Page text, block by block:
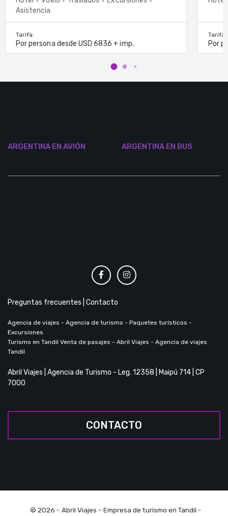
Asistencia
Tarifa:
Por persona desde USD 6836 + imp.
Tarifa:
Por
ARGENTINA EN AVIÓN ARGENTINA EN BUS
Preguntas frecuentes Contacto
Agencia de viajes - Agencia de turismo - Paquetes turísticos -
Excursiones
Turismo en Tandil Venta de pasajes - Abril Viajes - Agencia de viajes
Tandil
Abril Viajes | Agencia de Turismo - Leg. 12358 | Maipú 714 | CP
7000
CONTACTO
© 2026 - Abril Viajes - Empresa de turismo en Tandil -